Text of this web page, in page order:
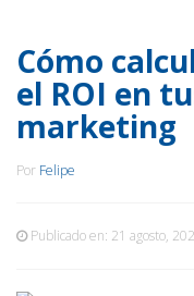
Cómo
el ROI en
marketing
Por Felipe
Publicado en: 21 agosto,